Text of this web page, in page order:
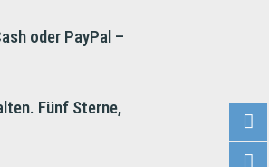
oder PayPal –
Fünf Sterne,